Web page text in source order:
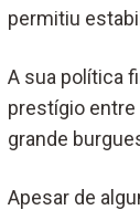
permitiu
A sua política
prestígio
grande
Apesar de